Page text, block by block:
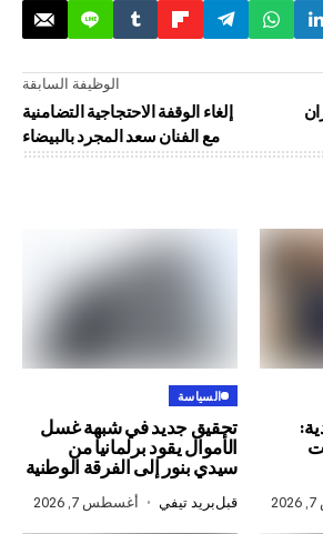
الوظيفة السابقة
إلغاء الوقفة الاحتجاجية التضامنية
مع الفنان سعد المجرد بالبيضاء
تحقيق جديد في شبهة غسل
الأموال يقود برلمانيا من
سيدي بنور إلى الفرقة الوطنية
قبلبريد تيفي أغسطس 7, 2026